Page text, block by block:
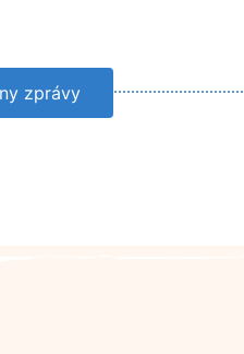
zprávy